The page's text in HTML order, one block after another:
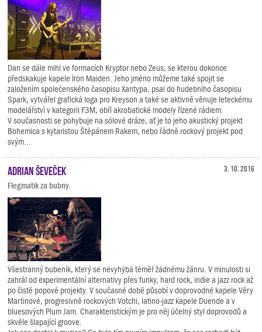
Dan se dále mihl ve formacích Kryptor nebo Zeus, se kterou dokonce
předskakuje kapele Iron Maiden. Jeho jméno můžeme také spojit se
založením společenského časopisu Xantypa, psal do hudebního časopisu
Spark, vytvářel grafická loga pro Kreyson a také se aktivně věnuje leteckému
modelářství v kategorii F3M, obří akrobatické modely řízené rádiem.
V současnosti se pohybuje na sólové dráze, ať je to jeho akustický projekt
Bohemica s kytaristou Štěpánem Rakem, nebo řádně rockový projekt pod
svým...
3. 10. 2016
Adrian Ševeček
Flegmatik za bubny.
Všestranný bubeník, který se nevyhýbá téměř žádnému žánru. V minulosti si
zahrál od experimentální alternativy přes funky, hard rock, indie a jazz rock až
po čistě popové projekty. V současné době působí v doprovodné kapele Věry
Martinové, progresivně rockových Votchi, latino-jazz kapele Duende a v
bluesových Plum Jam. Charakteristickým je pro něj účelný styl doprovodů a
skvěle šlapající groove.